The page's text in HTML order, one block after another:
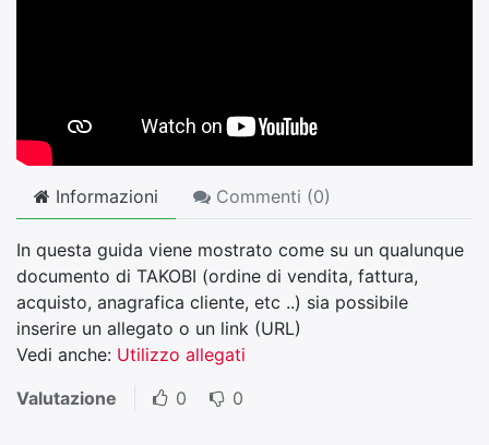
Informazioni Commenti (0)
In questa guida viene mostrato come su un qualunque
documento di TAKOBI (ordine di vendita, fattura,
acquisto, anagrafica cliente, etc ..) sia possibile
inserire un allegato o un link (URL)
Vedi anche: Utilizzo allegati
Valutazione
0 0